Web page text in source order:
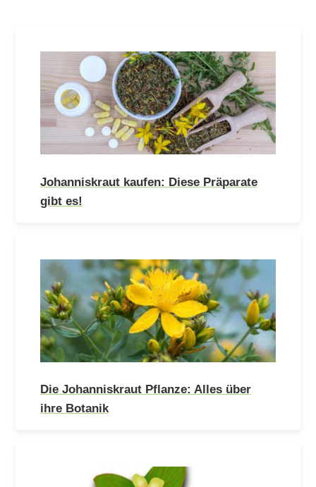
Johanniskraut kaufen: Diese Präparate
gibt es!
Die Johanniskraut Pflanze: Alles über
ihre Botanik